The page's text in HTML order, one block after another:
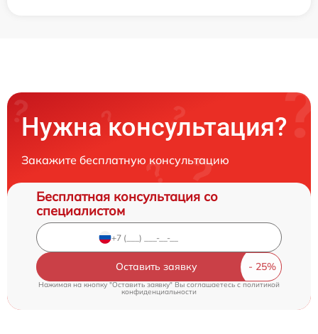
Нужна консультация?
Закажите бесплатную консультацию
Бесплатная консультация со
специалистом
Оставить заявку
Нажимая на кнопку "Оставить заявку" Вы соглашаетесь cполитикой
конфиденциальности